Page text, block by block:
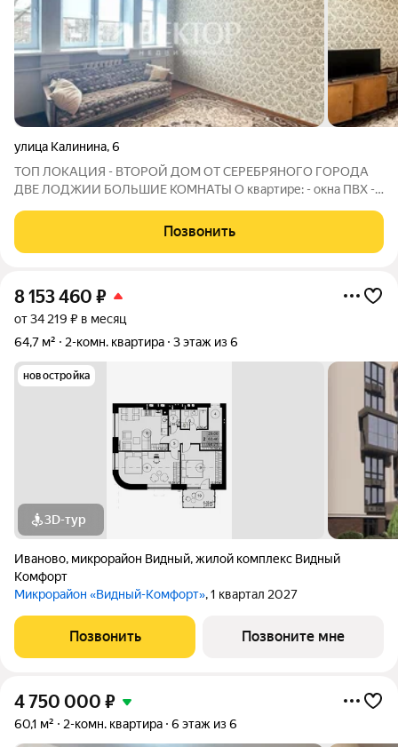
улица Калинина,6
ТОП ЛОКАЦИЯ - ВТОРОЙ ДОМ ОТ СЕРЕБРЯНОГО ГОРОДА
ДВЕ ЛОДЖИИ БОЛЬШИЕ КОМНАТЫ О квартире: - окна ПВХ -
жить - большая площадь - в комнатах по несколько окон Об
инфраструктуре говорить не
Позвонить
8 153 460 ₽
от 34 219 ₽ в месяц
64,7 м²
2-комн. квартира 3 этаж из 6
новостройка
3D-тур
Иваново, микрорайон Видный,жилой комплекс Видный
Комфорт
Микрорайон «Видный-Комфорт», 1 квартал 2027
Позвонить Позвоните мне
4 750 000 ₽
60,1 м² 2-комн. квартира 6 этаж из 6